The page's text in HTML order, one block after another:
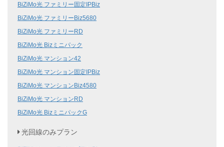
BiZiMo光 ファミリー固定IPBiz
BiZiMo光 ファミリーBiz5680
BiZiMo光 ファミリーRD
BiZiMo光 Bizミニパック
BiZiMo光 マンション42
BiZiMo光 マンション固定IPBiz
BiZiMo光 マンションBiz4580
BiZiMo光 マンションRD
BiZiMo光 BizミニパックG
光回線のみプラン